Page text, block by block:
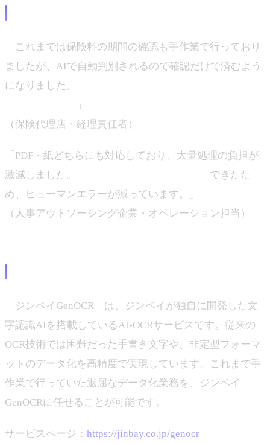
「これまでは保険料の期間の確認も手作業で行っており
ましたが、AIで自動判別されるので確認だけで済むよう
になりました。
」
（保険代理店・経理責任者）
「PDF・紙どちらにも対応しており、大量処理の負担が
激減しました。
できたた
め、ヒューマンエラーが減っています。」
（人事アウトソーシング企業・オペレーション担当）
「ジンベイGenOCR」は、ジンベイが独自に開発した文
字認識AIを搭載しているAI-OCRサービスです。従来の
OCR技術では困難だった手書き文字や、非定型フォーマ
ットのデータ化を高精度で実現しています。これまで手
作業で行っていた退屈なデータ化業務を、ジンベイ
GenOCRに任せることが可能です。
サービスページ： https://jinbay.co.jp/genocr